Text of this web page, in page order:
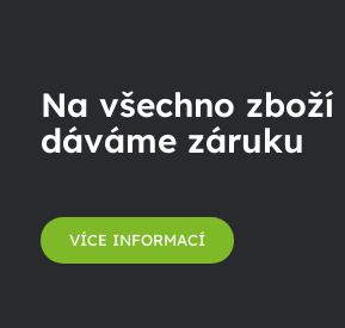
Na všechno zboží
dáváme záruku
VÍCE INFORMACÍ